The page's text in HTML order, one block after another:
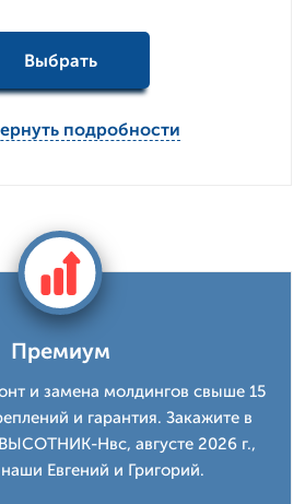
Выбрать
подробности
Премиум
и замена молдингов свыше 15
и гарантия. Закажите в
Нвс, августе 2026 г.,
Евгений и Григорий.